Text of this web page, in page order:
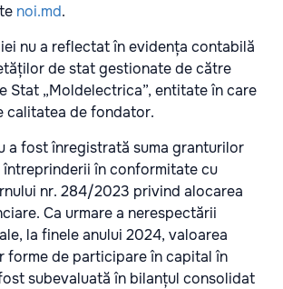
noi.md.
nu a reflectat în evidența contabilă
de stat gestionate de către
Stat „Moldelectrica”, entitate în care
calitatea de fondator.
a fost înregistrată suma granturilor
în conformitate cu
nr. 284/2023 privind alocarea
Ca urmare a nerespectării
la finele anului 2024, valoarea
forme de participare în capital în
subevaluată în bilanțul consolidat